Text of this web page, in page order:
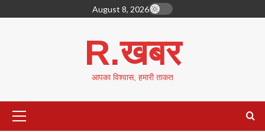
to
August 8, 2026
R.खबर
आपका विश्वास, हमारी ताकत
Menu